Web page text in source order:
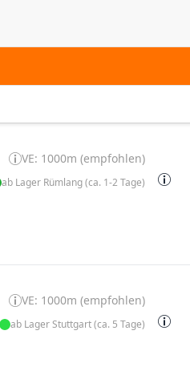
VE: 1000m (empfohlen)
ab Lager Rümlang (ca. 1-2 Tage)
VE: 1000m (empfohlen)
ab Lager Stuttgart (ca. 5 Tage)